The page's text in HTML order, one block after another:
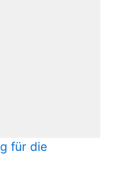
für die